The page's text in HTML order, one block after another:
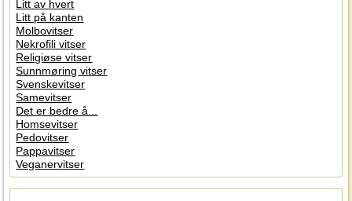
Litt av hvert
Litt på kanten
Molbovitser
Nekrofili vitser
Religiøse vitser
Sunnmøring vitser
Svenskevitser
Samevitser
Det er bedre å...
Homsevitser
Pedovitser
Pappavitser
Veganervitser